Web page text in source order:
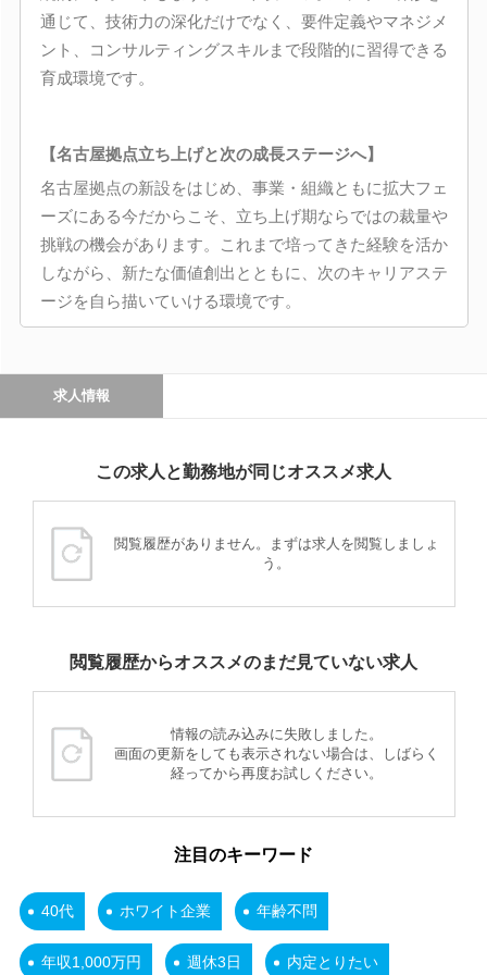
通じて、技術力の深化だけでなく、要件定義やマネジメ
ント、コンサルティングスキルまで段階的に習得できる
育成環境です。
【名古屋拠点立ち上げと次の成長ステージへ】
名古屋拠点の新設をはじめ、事業・組織ともに拡大フェ
ーズにある今だからこそ、立ち上げ期ならではの裁量や
挑戦の機会があります。これまで培ってきた経験を活か
しながら、新たな価値創出とともに、次のキャリアステ
ージを自ら描いていける環境です。
求人情報
この求人と勤務地が同じオススメ求人
閲覧履歴がありません。まずは求人を閲覧しましょ
う。
閲覧履歴からオススメのまだ見ていない求人
情報の読み込みに失敗しました。
画面の更新をしても表示されない場合は、しばらく
経ってから再度お試しください。
注目のキーワード
40代 ホワイト企業 年齢不問
年収1,000万円 週休3日 内定とりたい